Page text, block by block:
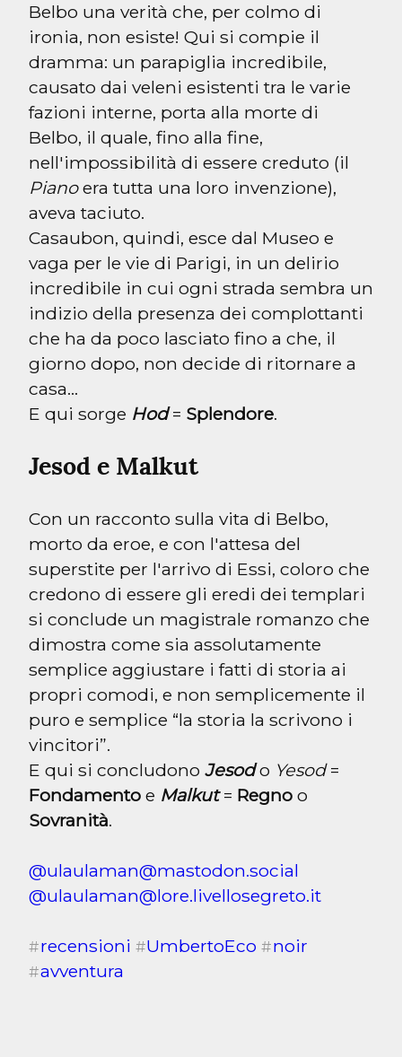
Belbo una verità che, per colmo di
ironia, non esiste! Qui si compie il
dramma: un parapiglia incredibile,
causato dai veleni esistenti tra le varie
fazioni interne, porta alla morte di
Belbo, il quale, fino alla fine,
Piano era tutta una loro invenzione),
aveva taciuto.
Casaubon, quindi, esce dal Museo e
vaga per le vie di Parigi, in un delirio
incredibile in cui ogni strada sembra un
indizio della presenza dei complottanti
che ha da poco lasciato fino a che, il
giorno dopo, non decide di ritornare a
casa…
E qui sorge Hod = Splendore.
Jesod e Malkut
Con un racconto sulla vita di Belbo,
morto da eroe, e con l'attesa del
superstite per l'arrivo di Essi, coloro che
credono di essere gli eredi dei templari
si conclude un magistrale romanzo che
dimostra come sia assolutamente
semplice aggiustare i fatti di storia ai
propri comodi, e non semplicemente il
puro e semplice “la storia la scrivono i
vincitori”.
E qui si concludono Jesod o Yesod
Fondamento e Malkut = Regno
Sovranità.
@ulaulaman@mastodon.social
@ulaulaman@lore.livellosegreto.it
#recensioni #UmbertoEco #noir
#avventura